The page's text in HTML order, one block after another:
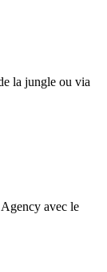
la jungle ou via
avec le